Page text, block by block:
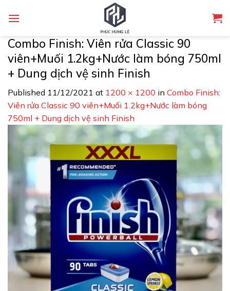
Combo Finish: Viên rửa Classic 90
viên+Muối 1.2kg+Nước làm bóng 750ml
+ Dung dịch vệ sinh Finish
Published 11/12/2021 at 1200 × 1200 in Combo Finish:
Viên rửa Classic 90 viên+Muối 1.2kg+Nước làm bóng
750ml + Dung dịch vệ sinh Finish